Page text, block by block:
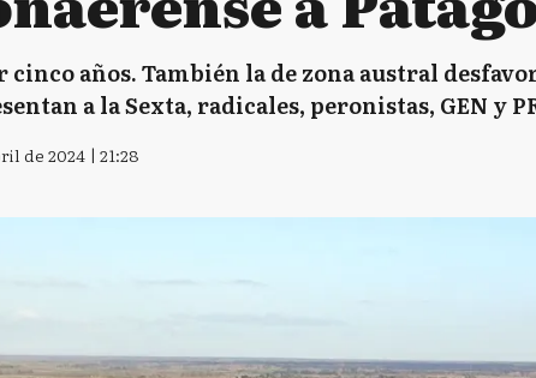
cinco años. También la de zona austral
a la Sexta, radicales, peronistas, GEN y
de 2024 | 21:28